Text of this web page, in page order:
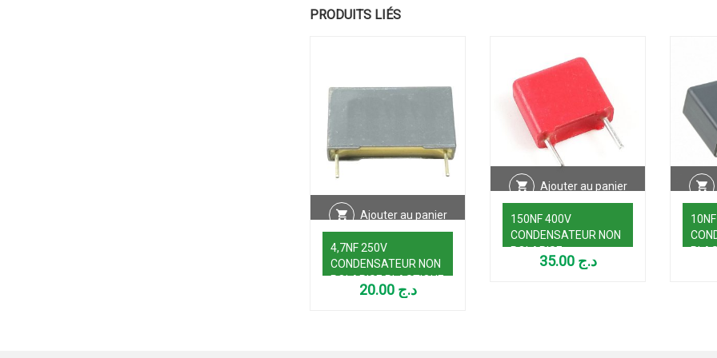
PRODUITS LIÉS
Ajouter au panier
4,7NF 250V
CONDENSATEUR NON
POLARISE PLASTIQUE
د.ج 20.00
Ajouter au panier
150NF 400V
CONDENSATEUR NON
POLARISE
د.ج 35.00